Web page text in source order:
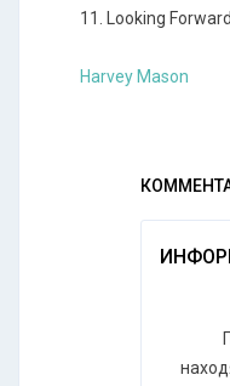
11. Looking
Harvey Mason